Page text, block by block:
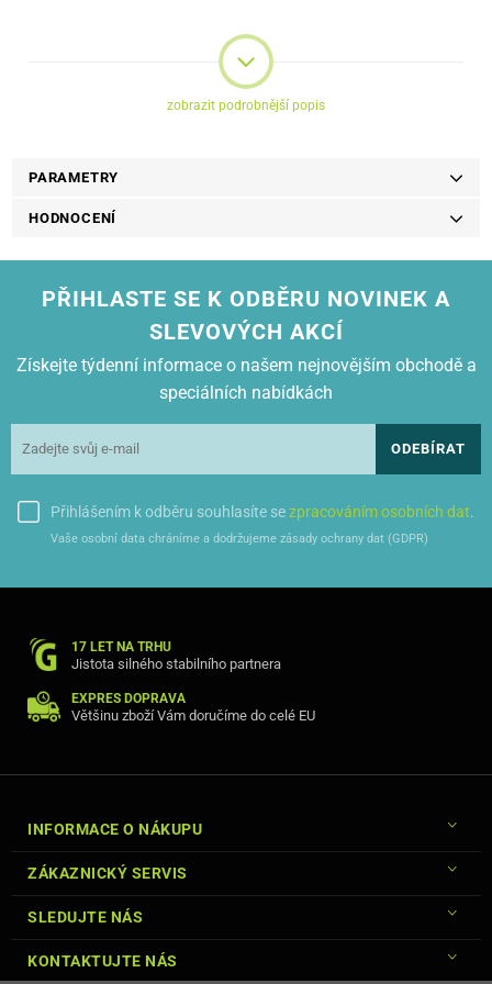
Tato vysoce výkonná kazeta přináší až 6 500 stran.
HL-L8360CDW, MFC-L8900CDW
zobrazit podrobnější popis
PARAMETRY
HODNOCENÍ
PŘIHLASTE SE K ODBĚRU NOVINEK A
SLEVOVÝCH AKCÍ
Získejte týdenní informace o našem nejnovějším obchodě a
speciálních nabídkách
ODEBÍRAT
Přihlášením k odběru souhlasíte sezpracováním osobních dat.
Vaše osobní data chráníme a dodržujeme zásady ochrany dat (GDPR)
17 LET NA TRHU
Jistota silného stabilního partnera
EXPRES DOPRAVA
Většinu zboží Vám doručíme do celé EU
INFORMACE O NÁKUPU
ZÁKAZNICKÝ SERVIS
SLEDUJTE NÁS
KONTAKTUJTE NÁS